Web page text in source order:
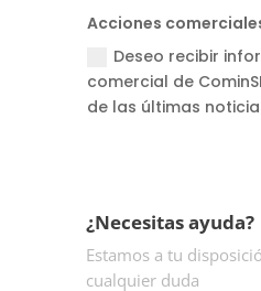
Acciones
Deseo recibir
comercial de
de las últimas
¿Necesitas ayuda?
Estamos a tu
cualquier duda